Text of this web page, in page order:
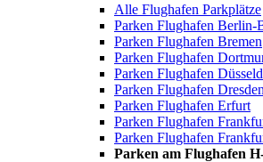
Alle Flughafen Parkplätze
Parken Flughafen Berlin-
Parken Flughafen Bremen
Parken Flughafen
Parken Flughafen
Parken Flughafen Dresden
Parken Flughafen Erfurt
Parken Flughafen
Parken Flughafen
Parken am Flughafen